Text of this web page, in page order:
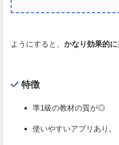
ようにすると、 かなり効果的に
特徴
準1級の教材の質が◎
使いやすいアプリあり。